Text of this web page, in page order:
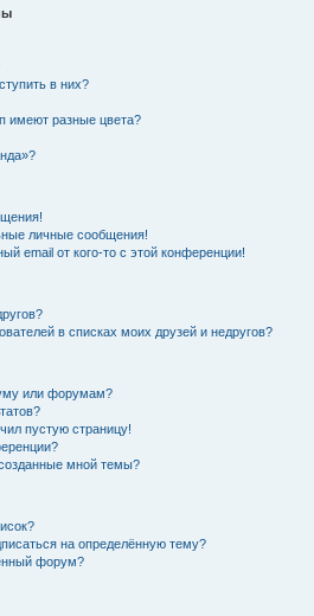
в них?
имеют разные цвета?
личные сообщения!
email от кого-то с этой конференции!
в списках моих друзей и недругов?
или форумам?
пустую страницу!
мной темы?
на определённую тему?
форум?